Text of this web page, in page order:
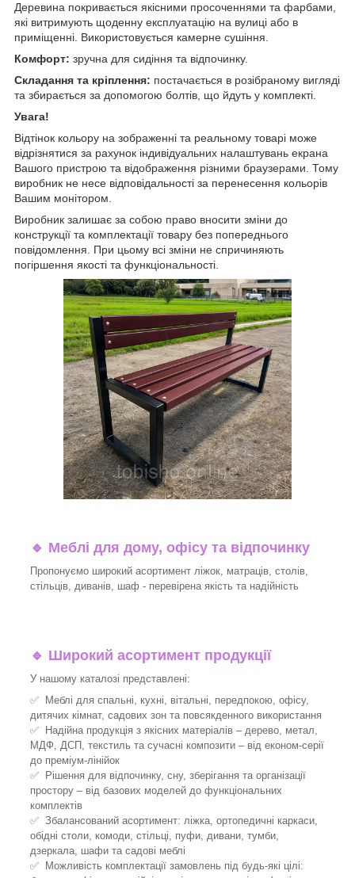
Деревина покривається якісними просоченнями та фарбами,
які витримують щоденну експлуатацію на вулиці або в
приміщенні. Використовується камерне сушіння.
Комфорт: зручна для сидіння та відпочинку.
Складання та кріплення: постачається в розібраному вигляді
та збирається за допомогою болтів, що йдуть у комплекті.
Увага!
Відтінок кольору на зображенні та реальному товарі може
відрізнятися за рахунок індивідуальних налаштувань екрана
Вашого пристрою та відображення різними браузерами. Тому
виробник не несе відповідальності за перенесення кольорів
Вашим монітором.
Виробник залишає за собою право вносити зміни до
конструкції та комплектації товару без попереднього
повідомлення. При цьому всі зміни не спричиняють
погіршення якості та функціональності.
🔹 Меблі для дому, офісу та відпочинку
Пропонуємо широкий асортимент ліжок, матраців, столів,
стільців, диванів, шаф - перевірена якість та надійність
🔹 Широкий асортимент продукції
У нашому каталозі представлені:
✅ Меблі для спальні, кухні, вітальні, передпокою, офісу,
дитячих кімнат, садових зон та повсякденного використання
✅ Надійна продукція з якісних матеріалів – дерево, метал,
МДФ, ДСП, текстиль та сучасні композити – від економ-серії
до преміум-лінійок
✅ Рішення для відпочинку, сну, зберігання та організації
простору – від базових моделей до функціональних
комплектів
✅ Збалансований асортимент: ліжка, ортопедичні каркаси,
обідні столи, комоди, стільці, пуфи, дивани, тумби,
дзеркала, шафи та садові меблі
✅ Можливість комплектації замовлень під будь-які цілі: